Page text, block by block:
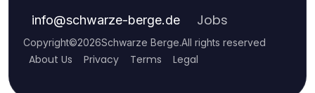
info@schwarze-berge.de Jobs
Copyright©2026Schwarze Berge.All rights reserved
About Us Privacy Terms Legal